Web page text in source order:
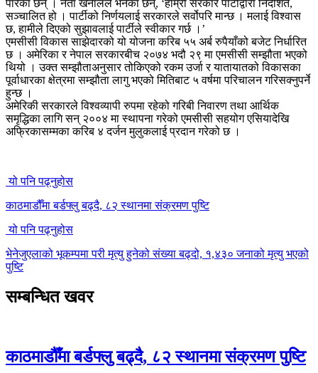
पारेका छन् । नेता खनालले भनेका छन्, ‘हाम्रो सरकार पार्टीद्वारा निर्देशित,
सञ्चालित हो । पार्टीको निर्णयलाई सरकारले सर्वोपरि मान्छ । मलाई विश्वास
छ, हामीले दिएको सुझावलाई पार्टीले स्वीकार गर्छ ।’
एमसीसी विकास साझेदारको यो योजना करिब ५५ अर्ब रुपैयाँको बजेट निर्धारित
छ । अमेरिका र नेपाल सरकारबीच २०७४ भदौ २९ मा एमसीसी सम्झौता भएको
थियो । उक्त सम्झौताअनुसार तोकिएको रकम उर्जा र यातायातको विकासका
पूर्वाधारका क्षेत्रमा सम्झौता लागु भएको मितिबाट ५ वर्षमा परिचालन गरिसक्नुपर्ने
हुन्छ ।
अमेरिकी सरकारले विश्वव्यापी रुपमा रहेको गरिबी निवारण तथा आर्थिक
समृद्धिका लागि सन् २००४ मा स्थापना गरेको एमसीसी सहयोग एसियादेखि
अफ्रिकासम्मका करिब ४ दर्जन मुलुकलाई प्रदान गरेको छ ।
यो पनि पढ्नुहोस
काठमाडौँमा बर्डफ्लु बढ्दै, ८२ स्थानमा संक्रमण पुष्टि
यो पनि पढ्नुहोस
भेनेजुएलाको भूकम्पमा परी मृत्यु हुनेको संख्या बढ्दो, १,४३० जनाको मृत्यु भएको
पुष्टि
सम्बन्धित खवर
काठमाडौँमा बर्डफ्लु बढ्दै, ८२ स्थानमा संक्रमण पुष्टि